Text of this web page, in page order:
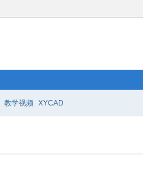
教学视频 XYCAD